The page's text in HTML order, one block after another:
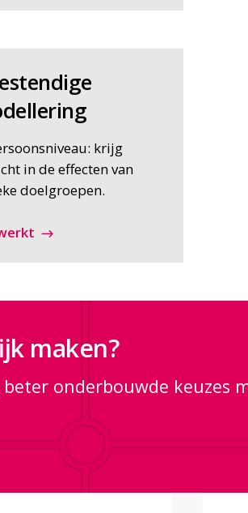
krijg
in de effecten van
doelgroepen.
maken?
onderbouwde keuzes